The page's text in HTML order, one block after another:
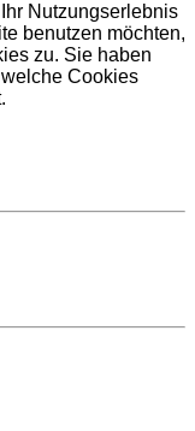
Nutzungserlebnis
benutzen möchten,
zu. Sie haben
Cookies